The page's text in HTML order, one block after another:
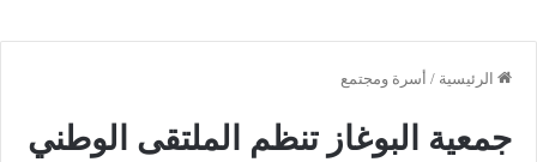
الرئيسية / أسرة ومجتمع
جمعية البوغاز تنظم الملتقى الوطني